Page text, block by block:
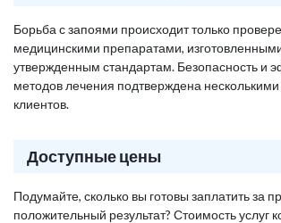
Борьба с запоями происходит только
медицинскими препаратами,
утвержденным стандартам. Безопасность и
методов лечения подтверждена
клиентов.
Доступные цены
Подумайте, сколько вы готовы заплатить за
положительный результат? Стоимость услуг